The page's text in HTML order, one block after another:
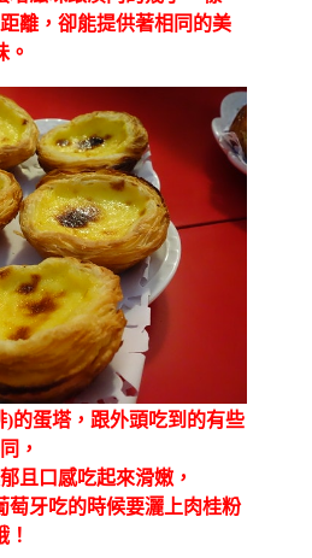
離，卻能提供著相同的美
。
的蛋塔，跟外頭吃到的有些
，
且口感吃起來滑嫩，
萄牙吃的時候要灑上肉桂粉
！